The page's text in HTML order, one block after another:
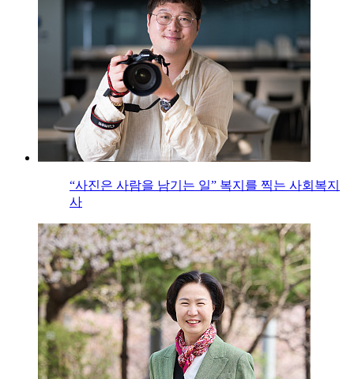
“사진은 사람을 남기는 일” 복지를 찍는 사회복지
사